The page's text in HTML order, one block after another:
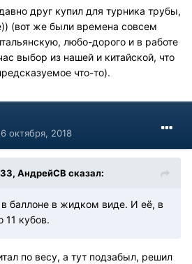
друг купил для турника трубы,
(вот же были времена совсем
любо-дорого и в работе
выбор из нашей и китайской, что
что-то).
октября, 2018
АндрейСВ сказал:
в баллоне в жидком виде. И её, в
11 кубов.
по весу, а тут подзабыл, решил